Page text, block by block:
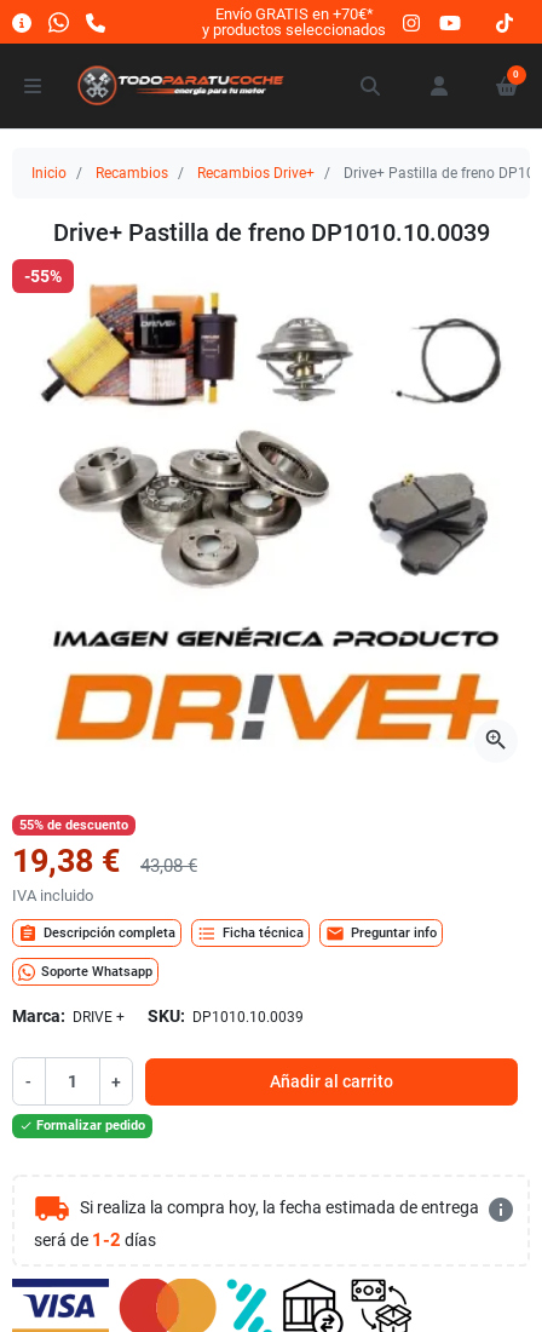
Envío GRATIS en +70€*
y productos seleccionados
0
Inicio Recambios Recambios Drive+ Drive+ Pastilla de freno
Drive+ Pastilla de freno DP1010.10.0039
-55%
zoom_in
55% de descuento
19,38 € 43,08 €
IVA incluido
assignment Descripción completa format_list_bulleted Ficha técnica mail Preguntar info
Soporte Whatsapp
Marca: DRIVE + SKU: DP1010.10.0039
- + Añadir al carrito
 Formalizar pedido
local_shipping Si realiza la compra hoy, la fecha estimada de entrega
será de 1-2 días
info